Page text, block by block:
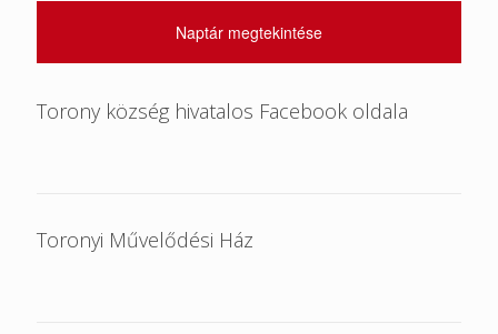
Naptár megtekintése
Torony község hivatalos Facebook oldala
Toronyi Művelődési Ház